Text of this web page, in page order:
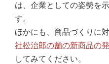
は、企業としての姿勢を
す。
ほかにも、商品づくりに
社松治郎の舗の新商品の
してみてください。